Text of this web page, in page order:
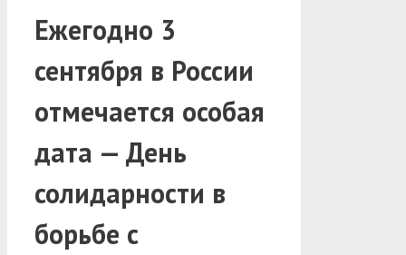
Ежегодно 3
сентября в России
отмечается особая
дата — День
солидарности в
борьбе с